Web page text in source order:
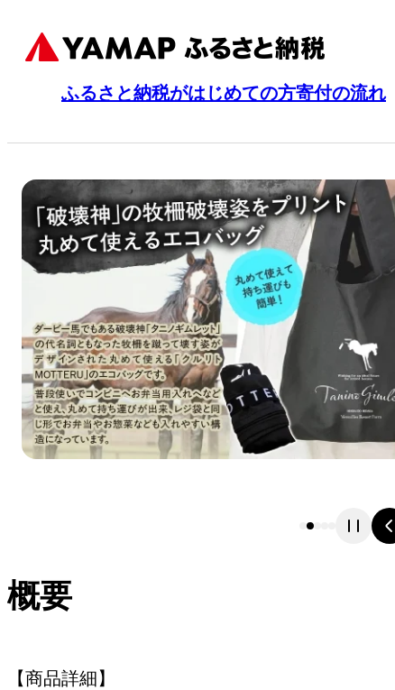
ふるさと納税がはじめての方寄付の流れ
概要
【商品詳細】